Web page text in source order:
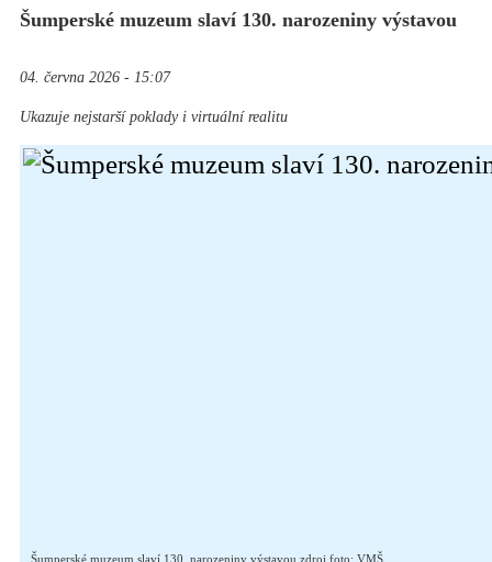
Šumperské muzeum slaví 130. narozeniny výstavou
04. června 2026 - 15:07
Ukazuje nejstarší poklady i virtuální realitu
Šumperské muzeum slaví 130. narozeniny výstavou zdroj foto: VMŠ